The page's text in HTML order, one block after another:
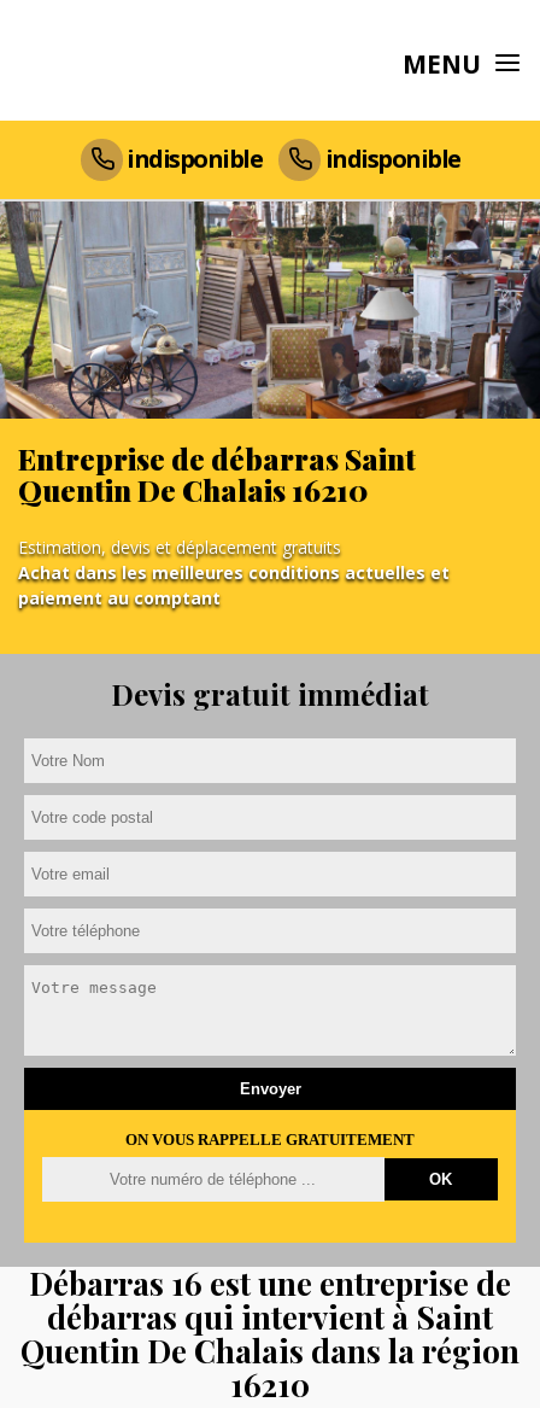
MENU
indisponible indisponible
Entreprise de débarras Saint
Quentin De Chalais 16210
Estimation, devis et déplacement gratuits
Achat dans les meilleures conditions actuelles et
paiement au comptant
Devis gratuit immédiat
ON VOUS RAPPELLE GRATUITEMENT
Débarras 16 est une entreprise de
débarras qui intervient à Saint
Quentin De Chalais dans la région
16210